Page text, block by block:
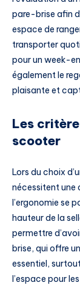
pare-brise afin
espace de
transporter
pour un week-
également le
plaisante et
Les
scooter
Lors du choix
nécessitent une
l’ergonomie se
hauteur de la
permettre
brise, qui offre
essentiel,
l’espace pour